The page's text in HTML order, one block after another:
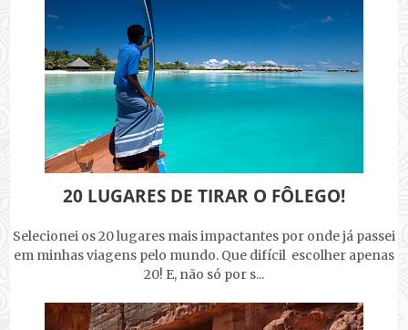
20 LUGARES DE TIRAR O FÔLEGO!
Selecionei os 20 lugares mais impactantes por onde já passei
em minhas viagens pelo mundo. Que difícil escolher apenas
20! E, não só por s...